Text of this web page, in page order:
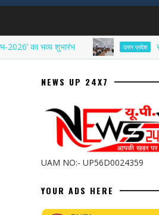
भव्य शुभारंभ उत्तर प्रदेश सी-डैक के
NEWS UP 24X7
UAM NO:- UP56D0024359
YOUR ADS HERE